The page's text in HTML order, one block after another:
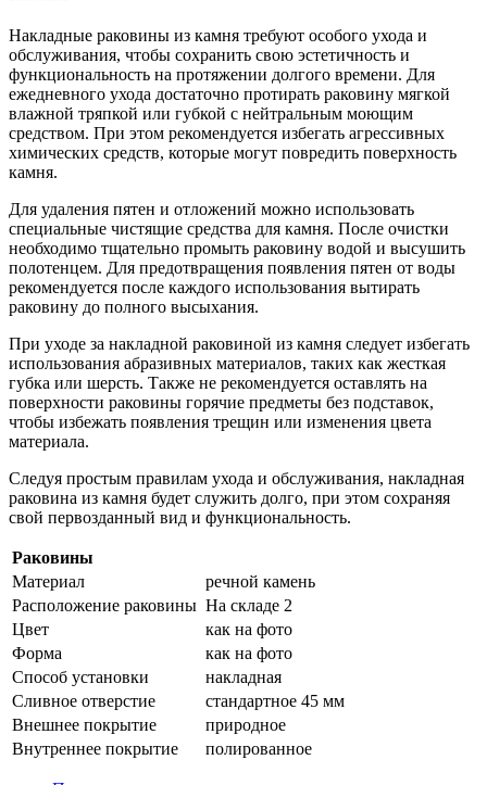
Накладные раковины из камня требуют особого ухода и
обслуживания, чтобы сохранить свою эстетичность и
функциональность на протяжении долгого времени. Для
ежедневного ухода достаточно протирать раковину мягкой
влажной тряпкой или губкой с нейтральным моющим
средством. При этом рекомендуется избегать агрессивных
химических средств, которые могут повредить поверхность
камня.
Для удаления пятен и отложений можно использовать
специальные чистящие средства для камня. После очистки
необходимо тщательно промыть раковину водой и высушить
полотенцем. Для предотвращения появления пятен от воды
рекомендуется после каждого использования вытирать
раковину до полного высыхания.
При уходе за накладной раковиной из камня следует избегать
использования абразивных материалов, таких как жесткая
губка или шерсть. Также не рекомендуется оставлять на
поверхности раковины горячие предметы без подставок,
чтобы избежать появления трещин или изменения цвета
материала.
Следуя простым правилам ухода и обслуживания, накладная
раковина из камня будет служить долго, при этом сохраняя
свой первозданный вид и функциональность.
Раковины
Материал
речной камень
Расположение раковины На складе 2
Цвет
как на фото
Форма
как на фото
Способ установки
накладная
Сливное отверстие
стандартное 45 мм
Внешнее покрытие
природное
Внутреннее покрытие
полированное